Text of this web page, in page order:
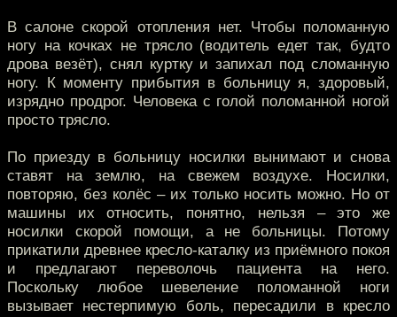
В салоне скорой отопления нет. Чтобы поломанную
ногу на кочках не трясло (водитель едет так, будто
дрова везёт), снял куртку и запихал под сломанную
ногу. К моменту прибытия в больницу я, здоровый,
изрядно продрог. Человека с голой поломанной ногой
просто трясло.
По приезду в больницу носилки вынимают и снова
ставят на землю, на свежем воздухе. Носилки,
повторяю, без колёс – их только носить можно. Но от
машины их относить, понятно, нельзя – это же
носилки скорой помощи, а не больницы. Потому
прикатили древнее кресло-каталку из приёмного покоя
и предлагают переволочь пациента на него.
Поскольку любое шевеление поломанной ноги
вызывает нестерпимую боль, пересадили в кресло